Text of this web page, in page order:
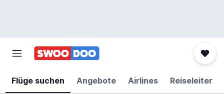
Flüge suchen Angebote Airlines Reiseleiter